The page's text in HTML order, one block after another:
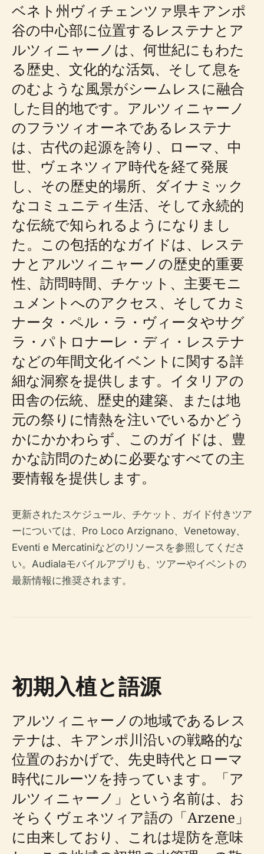
ベネト州ヴィチェンツァ県キアンポ
谷の中心部に位置するレステナとア
ルツィニャーノは、何世紀にもわた
る歴史、文化的な活気、そして息を
のむような風景がシームレスに融合
した目的地です。アルツィニャーノ
のフラツィオーネであるレステナ
は、古代の起源を誇り、ローマ、中
世、ヴェネツィア時代を経て発展
し、その歴史的場所、ダイナミック
なコミュニティ生活、そして永続的
な伝統で知られるようになりまし
た。この包括的なガイドは、レステ
ナとアルツィニャーノの歴史的重要
性、訪問時間、チケット、主要モニ
ュメントへのアクセス、そしてカミ
ナータ・ペル・ラ・ヴィータやサグ
ラ・パトロナーレ・ディ・レステナ
などの年間文化イベントに関する詳
細な洞察を提供します。イタリアの
田舎の伝統、歴史的建築、または地
元の祭りに情熱を注いでいるかどう
かにかかわらず、このガイドは、豊
かな訪問のために必要なすべての主
要情報を提供します。
更新されたスケジュール、チケット、ガイド付きツア
ーについては、Pro Loco Arzignano、Venetoway、
Eventi e Mercatiniなどのリソースを参照してくださ
い。Audialaモバイルアプリも、ツアーやイベントの
最新情報に推奨されます。
初期入植と語源
アルツィニャーノの地域であるレス
テナは、キアンポ川沿いの戦略的な
位置のおかげで、先史時代とローマ
時代にルーツを持っています。「ア
ルツィニャーノ」という名前は、お
そらくヴェネツィア語の「Arzene」
に由来しており、これは堤防を意味